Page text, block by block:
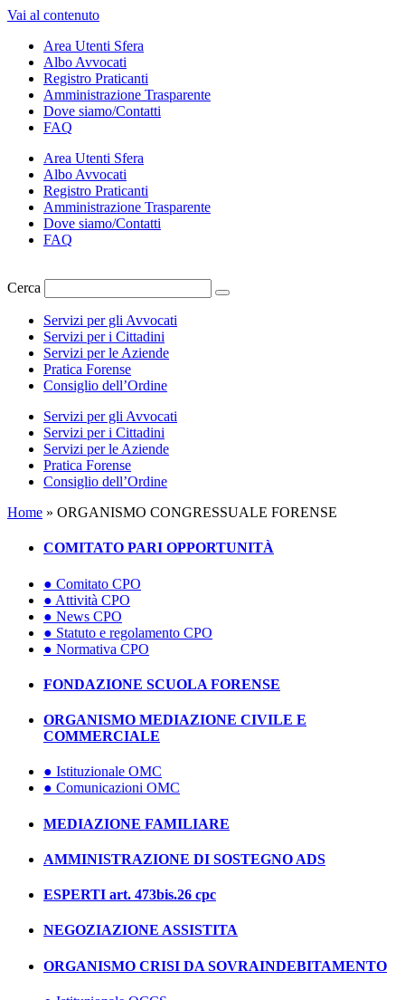
Vai al contenuto
Area Utenti Sfera
Albo Avvocati
Registro Praticanti
Amministrazione Trasparente
Dove siamo/Contatti
FAQ
Area Utenti Sfera
Albo Avvocati
Registro Praticanti
Amministrazione Trasparente
Dove siamo/Contatti
FAQ
Cerca
Servizi per gli Avvocati
Servizi per i Cittadini
Servizi per le Aziende
Pratica Forense
Consiglio dell’Ordine
Servizi per gli Avvocati
Servizi per i Cittadini
Servizi per le Aziende
Pratica Forense
Consiglio dell’Ordine
Home » ORGANISMO CONGRESSUALE FORENSE
COMITATO PARI OPPORTUNITÀ
● Comitato CPO
● Attività CPO
● News CPO
● Statuto e regolamento CPO
● Normativa CPO
FONDAZIONE SCUOLA FORENSE
ORGANISMO MEDIAZIONE CIVILE E
COMMERCIALE
● Istituzionale OMC
● Comunicazioni OMC
MEDIAZIONE FAMILIARE
AMMINISTRAZIONE DI SOSTEGNO ADS
ESPERTI art. 473bis.26 cpc
NEGOZIAZIONE ASSISTITA
ORGANISMO CRISI DA SOVRAINDEBITAMENTO